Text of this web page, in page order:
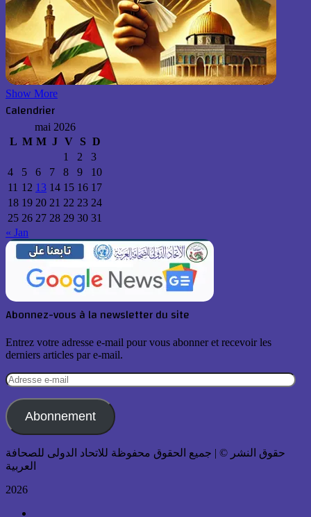
Show More
Calendrier
mai 2026
L M M J V S D
1
2
3
4
5 6 7 8 9
10
11 12 13 14 15 16 17
18 19 20 21 22 23 24
25 26 27 28 29 30 31
« Jan
Abonnez-vous à la newsletter du site
Entrez votre adresse e-mail pour vous abonner et recevoir les
derniers articles par e-mail.
Adresse
e-
mail
Abonnement
حقوق النشر © | جميع الحقوق محفوظة للاتحاد الدولى للصحافة
العربية
2026